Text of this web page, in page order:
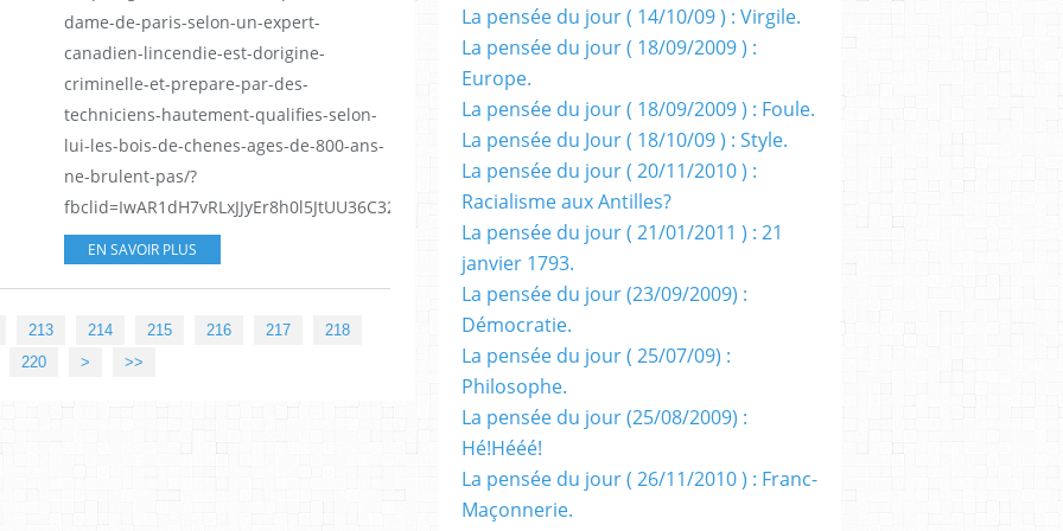
dame-de-paris-selon-un-expert-
canadien-lincendie-est-dorigine-
criminelle-et-prepare-par-des-
techniciens-hautement-qualifies-selon-
lui-les-bois-de-chenes-ages-de-800-ans-
ne-brulent-pas/?
fbclid=IwAR1dH7vRLxJJyEr8h0l5JtUU36C32rAeo2zIZPkTbwHGlyXNG0Hc0u3PZZE...
EN SAVOIR PLUS
213 214 215 216 217
218
220 230
240
250
260
270
280
290
300
400
500
600
700
800
900
> >>
La pensée du jour ( 14/10/09 ) : Virgile.
La pensée du jour ( 18/09/2009 ) :
Europe.
La pensée du jour ( 18/09/2009 ) : Foule.
La pensée du Jour ( 18/10/09 ) : Style.
La pensée du jour ( 20/11/2010 ) :
Racialisme aux Antilles?
La pensée du jour ( 21/01/2011 ) : 21
janvier 1793.
La pensée du jour (23/09/2009) :
Démocratie.
La pensée du jour ( 25/07/09) :
Philosophe.
La pensée du jour (25/08/2009) :
Hé!Hééé!
La pensée du jour ( 26/11/2010 ) : Franc-
Maçonnerie.